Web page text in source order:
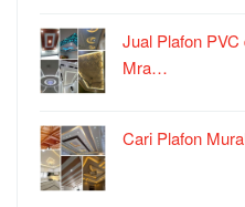
Jual Plafon
Mra…
Cari Plafon